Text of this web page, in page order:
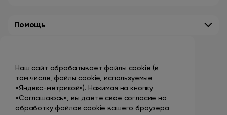
Наш сайт обрабатывает файлы cookie (в
том числе, файлы cookie, используемые
«Яндекс-метрикой»). Нажимая на кнопку
«Соглашаюсь», вы даете свое согласие на
обработку файлов cookie вашего браузера
Помощь
+7 (495) 149-10-99
promo@smokenvape.su
пн-пт: 9:00 – 18:00